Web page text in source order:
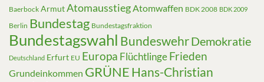
Baerbock ArmutAtomausstiegAtomwaffen BDK 2008 BDK 2009
Berlin Bundestag Bundestagsfraktion
Bundestagswahl BundeswehrDemokratie
Deutschland Erfurt EU Europa FlüchtlingeFrieden
Grundeinkommen GRÜNE Hans-Christian